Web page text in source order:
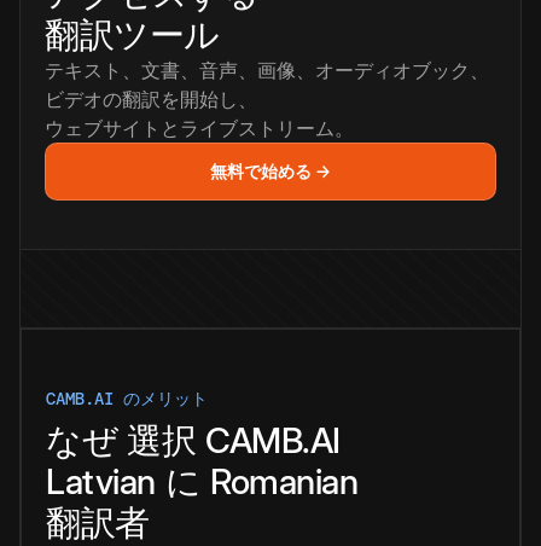
翻訳ツール
テキスト、文書、音声、画像、オーディオブック、
ビデオの翻訳を開始し、
ウェブサイトとライブストリーム。
無料で始める →
CAMB.AI のメリット
なぜ 選択 CAMB.AI
Latvian に Romanian
翻訳者